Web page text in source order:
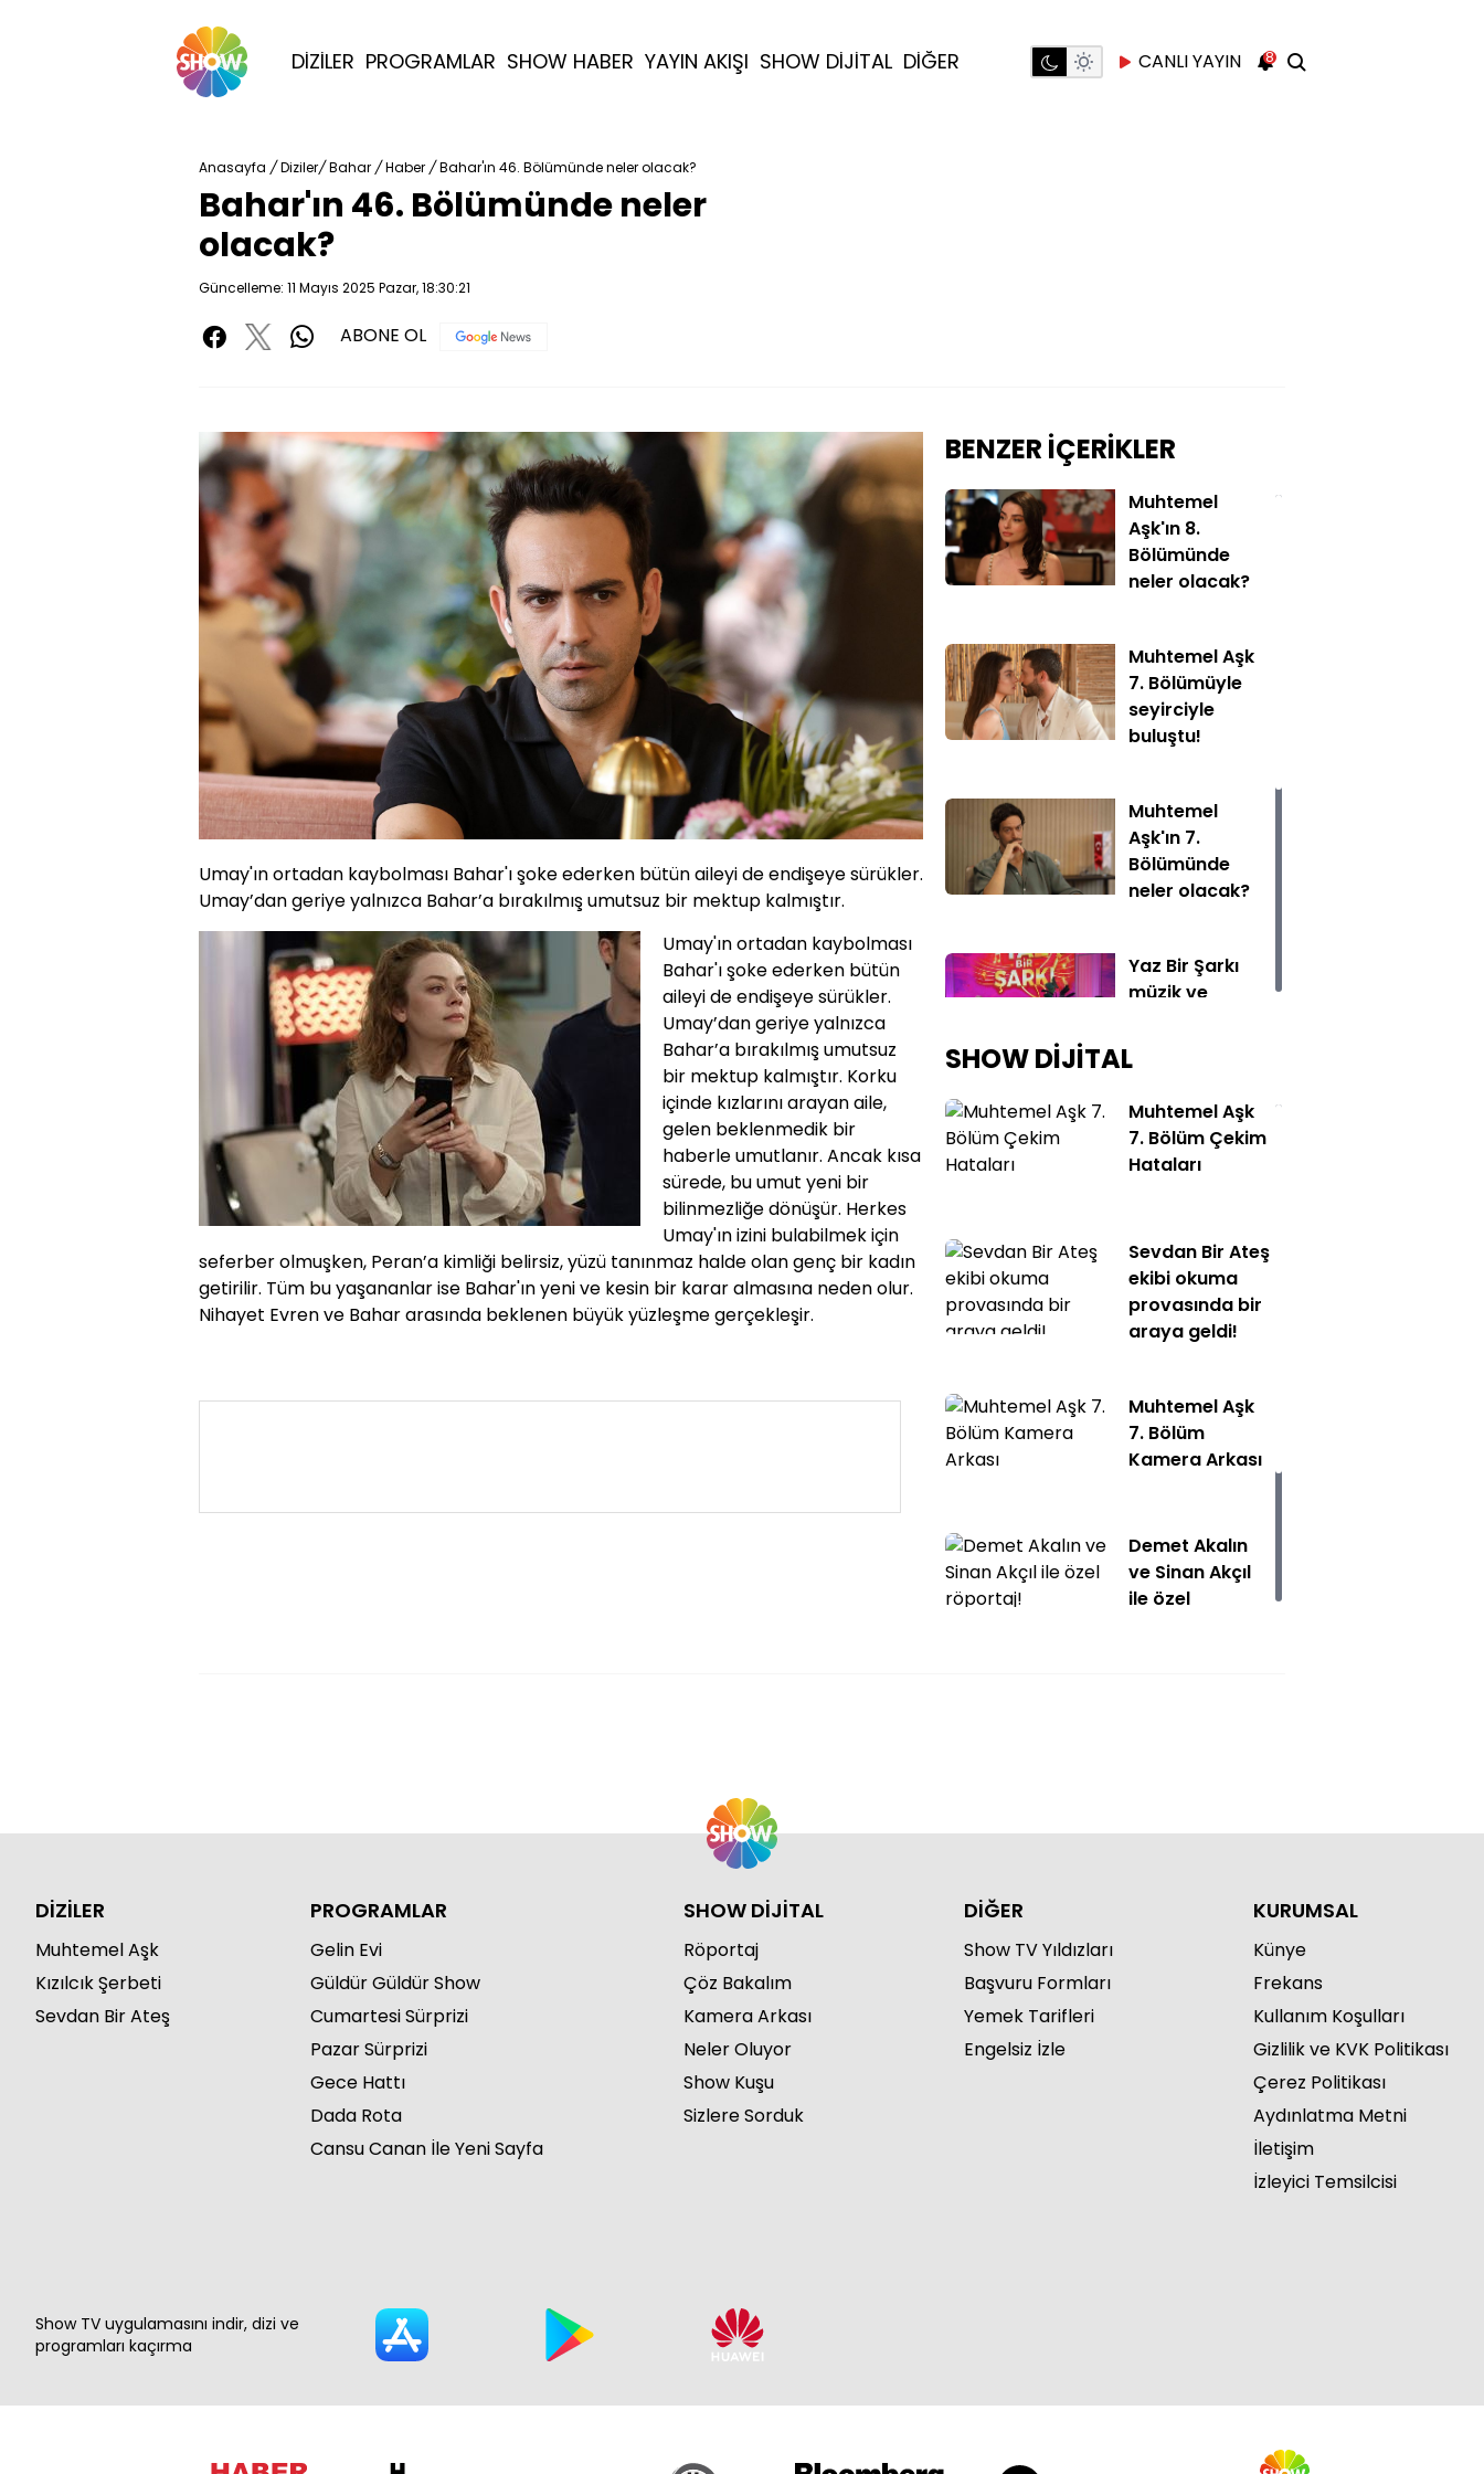
DİZİLER PROGRAMLAR SHOW HABER YAYIN AKIŞI SHOW DİJİTAL DİĞER CANLI YAYIN 8
Anasayfa / Diziler/ Bahar / Haber / Bahar'ın 46. Bölümünde neler olacak?
Bahar'ın 46. Bölümünde neler
olacak?
Güncelleme: 11 Mayıs 2025 Pazar, 18:30:21
ABONE OL
Umay'ın ortadan kaybolması Bahar'ı şoke ederken bütün aileyi de endişeye sürükler.
Umay’dan geriye yalnızca Bahar’a bırakılmış umutsuz bir mektup kalmıştır.
Umay'ın ortadan kaybolması
Bahar'ı şoke ederken bütün
aileyi de endişeye sürükler.
Umay’dan geriye yalnızca
Bahar’a bırakılmış umutsuz
bir mektup kalmıştır. Korku
içinde kızlarını arayan aile,
gelen beklenmedik bir
haberle umutlanır. Ancak kısa
sürede, bu umut yeni bir
bilinmezliğe dönüşür. Herkes
Umay'ın izini bulabilmek için
seferber olmuşken, Peran’a kimliği belirsiz, yüzü tanınmaz halde olan genç bir kadın
getirilir. Tüm bu yaşananlar ise Bahar'ın yeni ve kesin bir karar almasına neden olur.
Nihayet Evren ve Bahar arasında beklenen büyük yüzleşme gerçekleşir.
BENZER İÇERİKLER
Muhtemel
Aşk'ın 8.
Bölümünde
neler olacak?
Muhtemel Aşk
7. Bölümüyle
seyirciyle
buluştu!
Muhtemel
Aşk'ın 7.
Bölümünde
neler olacak?
Yaz Bir Şarkı
müzik ve
buluşturdu!
Muhtemel Aşk
yeni bölümüyle
zirvenin sahibi
Show TV'nin
yeni dizisi
"Sevdan Bir
başladı!
SHOW DİJİTAL
Muhtemel Aşk
7. Bölüm Çekim
Hataları
Sevdan Bir Ateş
ekibi okuma
provasında bir
araya geldi!
Muhtemel Aşk
7. Bölüm
Kamera Arkası
Demet Akalın
ve Sinan Akçıl
ile özel
DİZİLER
Muhtemel Aşk
Kızılcık Şerbeti
Sevdan Bir Ateş
PROGRAMLAR
Gelin Evi
Güldür Güldür Show
Cumartesi Sürprizi
Pazar Sürprizi
Gece Hattı
Dada Rota
Cansu Canan İle Yeni Sayfa
SHOW DİJİTAL
Röportaj
Çöz Bakalım
Kamera Arkası
Neler Oluyor
Show Kuşu
Sizlere Sorduk
DİĞER
Show TV Yıldızları
Başvuru Formları
Yemek Tarifleri
Engelsiz İzle
KURUMSAL
Künye
Frekans
Kullanım Koşulları
Gizlilik ve KVK Politikası
Çerez Politikası
Aydınlatma Metni
İletişim
İzleyici Temsilcisi
Show TV uygulamasını indir, dizi ve
programları kaçırma